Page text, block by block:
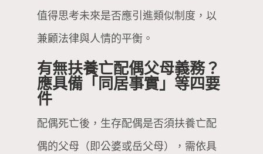
值得思考未來是否應引進類似制度，以
兼顧法律與人情的平衡。
有無扶養亡配偶父母義務？
應具備「同居事實」等四要
件
配偶死亡後，生存配偶是否須扶養亡配
偶的父母（即公婆或岳父母），需依具